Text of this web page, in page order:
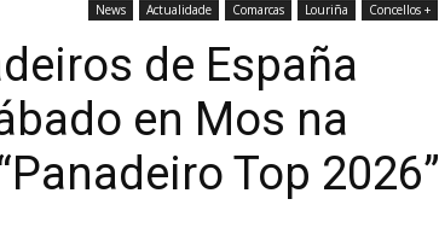
News Actualidade Comarcas Louriña Concellos +
de España
en Mos na
Top 2026”